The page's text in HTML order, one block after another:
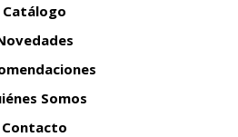
Catálogo
Somos
Contacto